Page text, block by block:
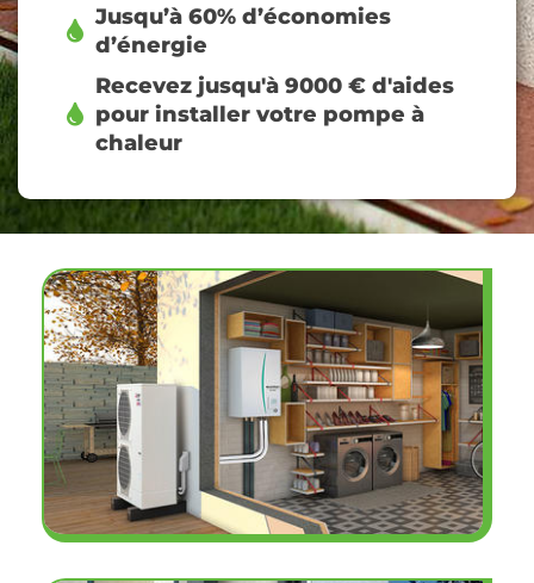
Jusqu’à 60% d’économies
d’énergie
Recevez jusqu'à 9000 € d'aides
pour installer votre pompe à
chaleur